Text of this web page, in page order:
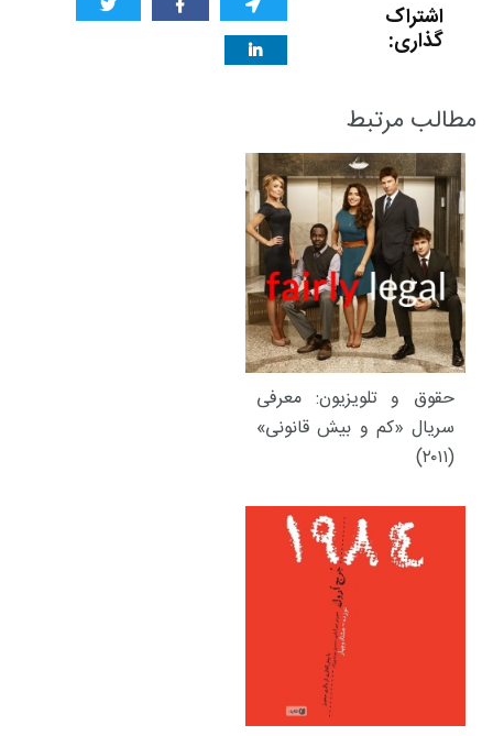
اشتراک
گذاری:
مطالب مرتبط
حقوق و تلویزیون: معرفی
سریال «کم و بیش قانونی»
(۲۰۱۱)